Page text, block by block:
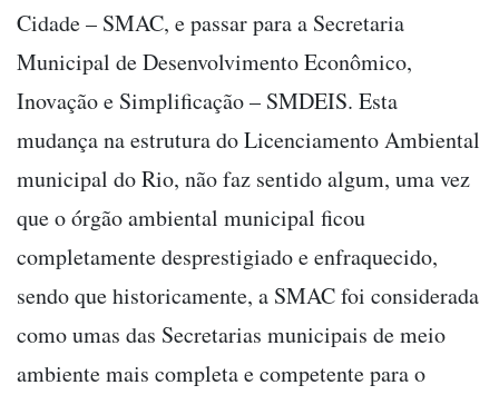
Cidade – SMAC, e passar para a Secretaria
Municipal de Desenvolvimento Econômico,
Inovação e Simplificação – SMDEIS. Esta
mudança na estrutura do Licenciamento Ambiental
municipal do Rio, não faz sentido algum, uma vez
que o órgão ambiental municipal ficou
completamente desprestigiado e enfraquecido,
sendo que historicamente, a SMAC foi considerada
como umas das Secretarias municipais de meio
ambiente mais completa e competente para o